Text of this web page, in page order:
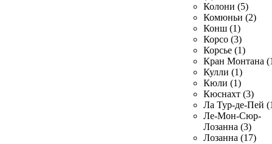
Колони (5)
Комюньи (2)
Конш (1)
Корсо (3)
Корсье (1)
Кран Монтана
Кулли (1)
Кюли (1)
Кюснахт (3)
Ла Тур-де-Пей
Ле-Мон-Сюр-
Лозанна (3)
Лозанна (17)